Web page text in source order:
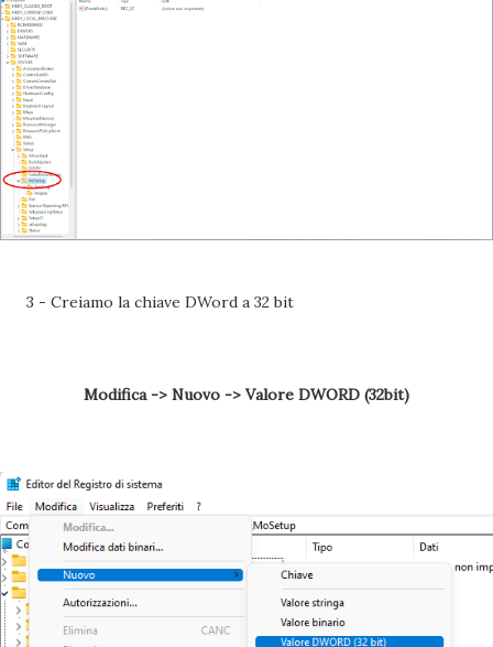
3 - Creiamo la chiave DWord a 32 bit
Modifica -> Nuovo -> Valore DWORD (32bit)